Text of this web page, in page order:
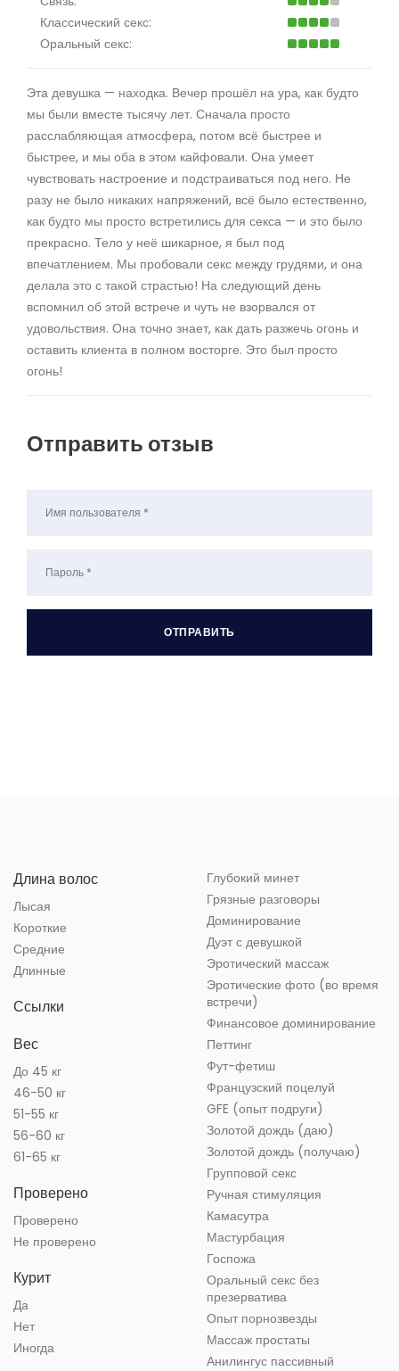
Классический секс:
Оральный секс:
Эта девушка — находка. Вечер прошёл на ура, как будто
мы были вместе тысячу лет. Сначала просто
расслабляющая атмосфера, потом всё быстрее и
быстрее, и мы оба в этом кайфовали. Она умеет
чувствовать настроение и подстраиваться под него. Не
разу не было никаких напряжений, всё было естественно,
как будто мы просто встретились для секса — и это было
прекрасно. Тело у неё шикарное, я был под
впечатлением. Мы пробовали секс между грудями, и она
делала это с такой страстью! На следующий день
вспомнил об этой встрече и чуть не взорвался от
удовольствия. Она точно знает, как дать разжечь огонь и
оставить клиента в полном восторге. Это был просто
огонь!
Отправить отзыв
Длина волос
Лысая
Короткие
Средние
Длинные
Ссылки
Вес
До 45 кг
46-50 кг
51-55 кг
56-60 кг
61-65 кг
Проверено
Проверено
Не проверено
Курит
Да
Нет
Иногда
Глубокий минет
Грязные разговоры
Доминирование
Дуэт с девушкой
Эротический массаж
Эротические фото (во время
встречи)
Финансовое доминирование
Петтинг
Фут-фетиш
Французский поцелуй
GFE (опыт подруги)
Золотой дождь (даю)
Золотой дождь (получаю)
Групповой секс
Ручная стимуляция
Камасутра
Мастурбация
Госпожа
Оральный секс без
презерватива
Опыт порнозвезды
Массаж простаты
Анилингус пассивный